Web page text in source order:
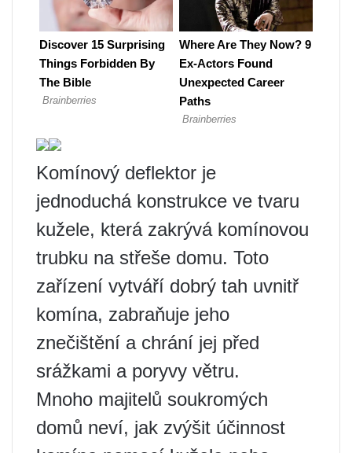
Komínový deflektor je
jednoduchá konstrukce ve tvaru
kužele, která zakrývá komínovou
trubku na střeše domu. Toto
zařízení vytváří dobrý tah uvnitř
komína, zabraňuje jeho
znečištění a chrání jej před
srážkami a poryvy větru.
Mnoho majitelů soukromých
domů neví, jak zvýšit účinnost